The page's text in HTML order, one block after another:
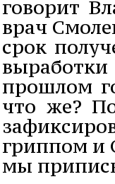
говорит
врач
срок
прошлом
что же?
гриппом и
мы